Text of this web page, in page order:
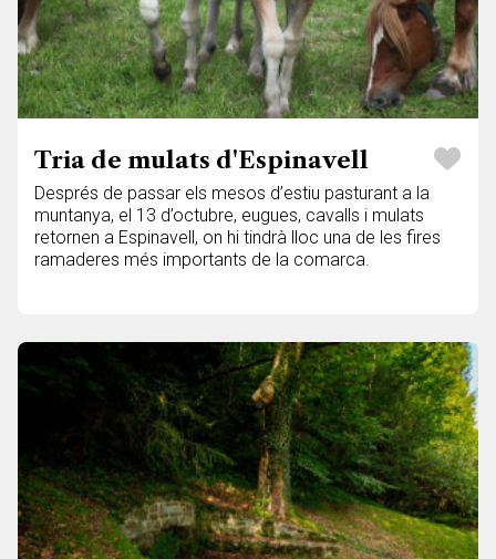
Tria de mulats d'Espinavell
Després de passar els mesos d’estiu pasturant a la
muntanya, el 13 d’octubre, eugues, cavalls i mulats
retornen a Espinavell, on hi tindrà lloc una de les fires
ramaderes més importants de la comarca.